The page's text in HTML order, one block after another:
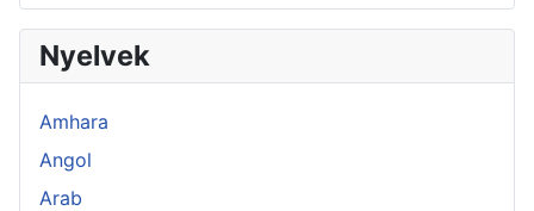
Nyelvek
Amhara
Angol
Arab